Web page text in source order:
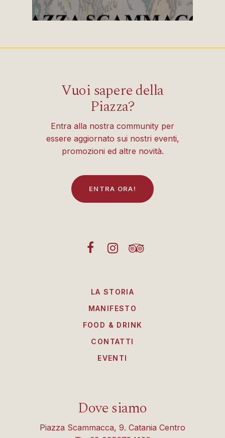
Vuoi sapere della
Piazza?
Entra alla nostra community per
essere aggiornato sui nostri eventi,
promozioni ed altre novità.
EN TRA ORA!
LA STORIA
MANIFESTO
FOOD & DRINK
CONTATTI
EVENTI
Dove siamo
Piazza Scammacca, 9. Catania Centro